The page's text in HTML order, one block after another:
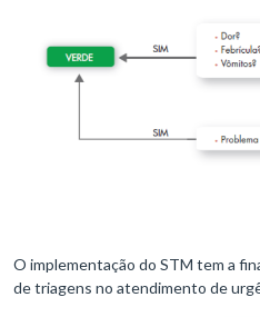
O implementação do STM tem a
de triagens no atendimento de